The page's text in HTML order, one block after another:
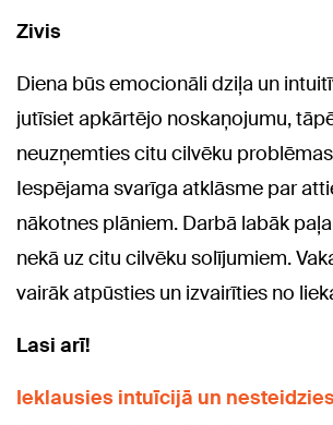
Zivis
Diena būs emocionāli dziļa un
jutīsiet apkārtējo noskaņojumu,
neuzņemties citu cilvēku
Iespējama svarīga atklāsme par
nākotnes plāniem. Darbā labāk
nekā uz citu cilvēku solījumiem.
vairāk atpūsties un izvairīties no
Lasi arī!
Ieklausies intuīcijā un